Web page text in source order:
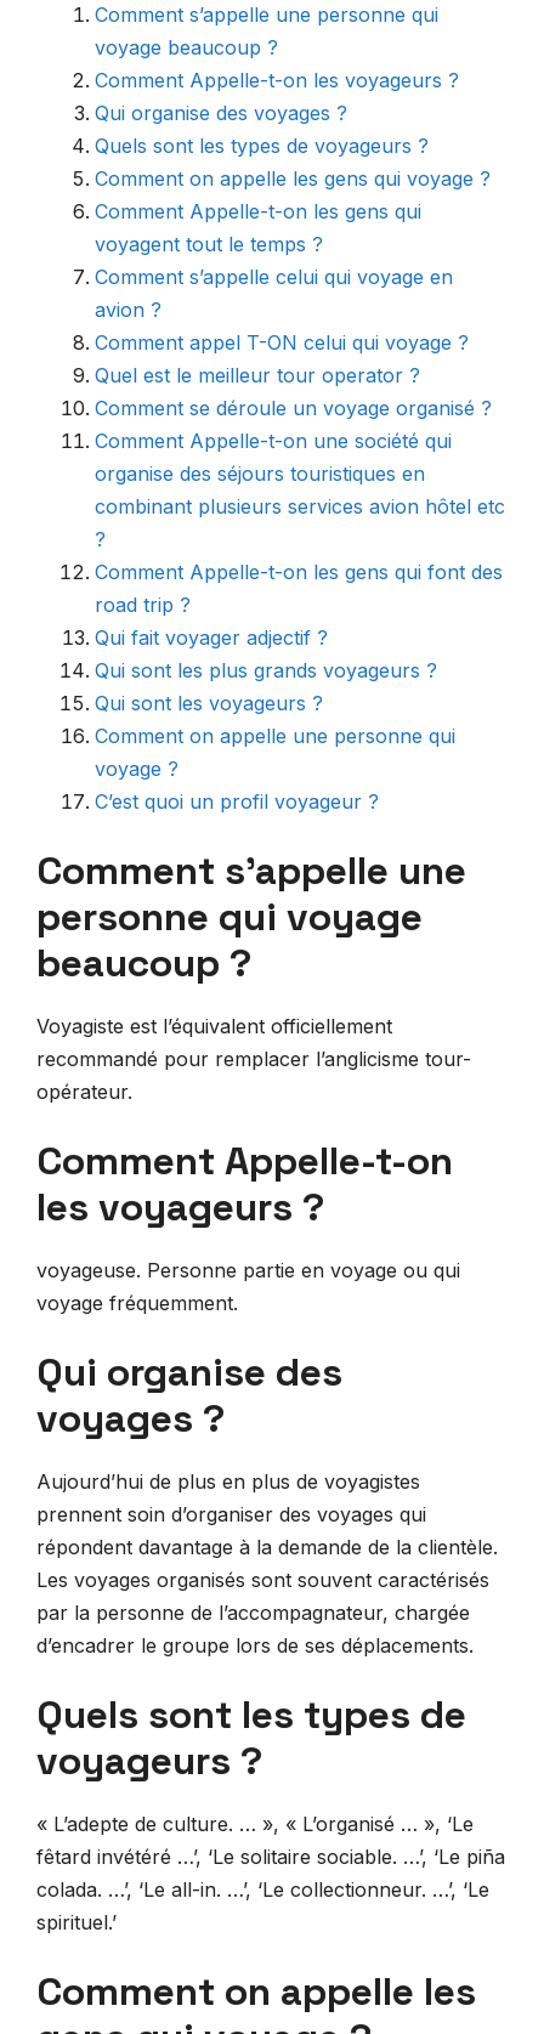
Comment s’appelle une personne qui
voyage beaucoup ?
Comment Appelle-t-on les voyageurs ?
Qui organise des voyages ?
Quels sont les types de voyageurs ?
Comment on appelle les gens qui voyage ?
Comment Appelle-t-on les gens qui
voyagent tout le temps ?
Comment s’appelle celui qui voyage en
avion ?
Comment appel T-ON celui qui voyage ?
Quel est le meilleur tour operator ?
Comment se déroule un voyage organisé ?
Comment Appelle-t-on une société qui
organise des séjours touristiques en
combinant plusieurs services avion hôtel etc
?
Comment Appelle-t-on les gens qui font des
road trip ?
Qui fait voyager adjectif ?
Qui sont les plus grands voyageurs ?
Qui sont les voyageurs ?
Comment on appelle une personne qui
voyage ?
C’est quoi un profil voyageur ?
Comment s’appelle une
personne qui voyage
beaucoup ?
Voyagiste est l’équivalent officiellement
recommandé pour remplacer l’anglicisme tour-
opérateur.
Comment Appelle-t-on
les voyageurs ?
voyageuse. Personne partie en voyage ou qui
voyage fréquemment.
Qui organise des
voyages ?
Aujourd’hui de plus en plus de voyagistes
prennent soin d’organiser des voyages qui
répondent davantage à la demande de la clientèle.
Les voyages organisés sont souvent caractérisés
par la personne de l’accompagnateur, chargée
d’encadrer le groupe lors de ses déplacements.
Quels sont les types de
voyageurs ?
« L’adepte de culture. … », « L’organisé … », ‘Le
fêtard invétéré …’, ‘Le solitaire sociable. …’, ‘Le piña
colada. …’, ‘Le all-in. …’, ‘Le collectionneur. …’, ‘Le
spirituel.’
Comment on appelle les